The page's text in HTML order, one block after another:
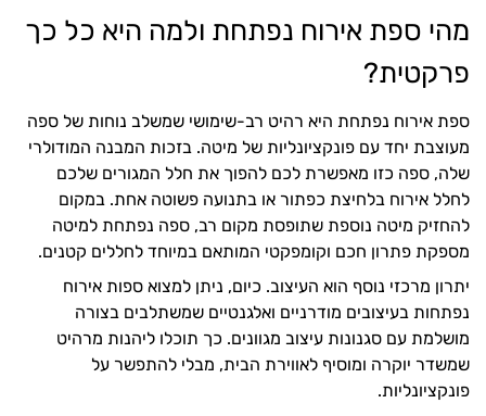
מהי ספת אירוח נפתחת ולמה היא כל כך
פרקטית?
ספת אירוח נפתחת היא רהיט רב-שימושי שמשלב נוחות של ספה
מעוצבת יחד עם פונקציונליות של מיטה. בזכות המבנה המודולרי
שלה, ספה כזו מאפשרת לכם להפוך את חלל המגורים שלכם
לחלל אירוח בלחיצת כפתור או בתנועה פשוטה אחת. במקום
להחזיק מיטה נוספת שתופסת מקום רב, ספה נפתחת למיטה
מספקת פתרון חכם וקומפקטי המותאם במיוחד לחללים קטנים.
יתרון מרכזי נוסף הוא העיצוב. כיום, ניתן למצוא ספות אירוח
נפתחות בעיצובים מודרניים ואלגנטיים שמשתלבים בצורה
מושלמת עם סגנונות עיצוב מגוונים. כך תוכלו ליהנות מרהיט
שמשדר יוקרה ומוסיף לאווירת הבית, מבלי להתפשר על
פונקציונליות.